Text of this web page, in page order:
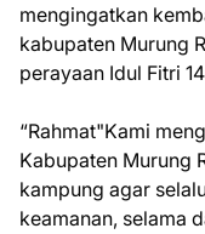
mengingatkan
kabupaten Murung
perayaan Idul Fitri
“Rahmat"Kami
Kabupaten Murung
kampung agar
keamanan, selama